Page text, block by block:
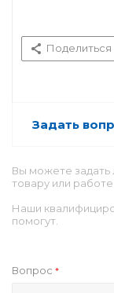
Поделиться
Задать
Вы можете
товару или работе
Наши
помогут.
Вопрос *